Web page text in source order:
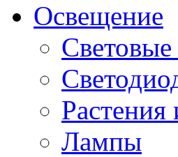
Освещение
Растения
Лампы